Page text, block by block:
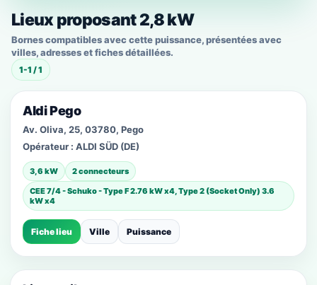
Lieux proposant 2,8 kW
Bornes compatibles avec cette puissance, présentées avec
villes, adresses et fiches détaillées.
1-1 / 1
Aldi Pego
Av. Oliva, 25, 03780, Pego
Opérateur : ALDI SÜD (DE)
3,6 kW
2 connecteurs
CEE 7/4 - Schuko - Type F 2.76 kW x4, Type 2 (Socket Only) 3.6
kW x4
Fiche lieu Ville Puissance